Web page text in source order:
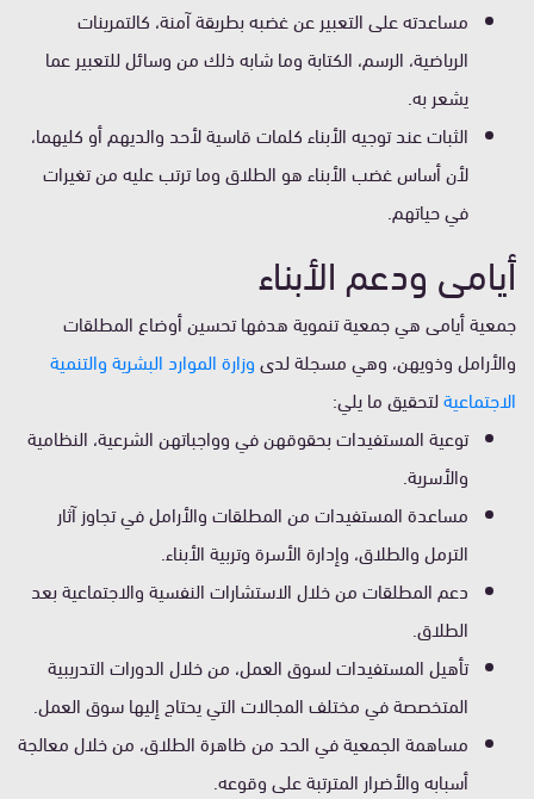
مساعدته على التعبير عن غضبه بطريقة آمنة، كالتمرينات
الرياضية، الرسم، الكتابة وما شابه ذلك من وسائل للتعبير عما
يشعر به.
الثبات عند توجيه الأبناء كلمات قاسية لأحد والديهم أو كليهما،
لأن أساس غضب الأبناء هو الطلاق وما ترتب عليه من تغيرات
في حياتهم.
أيامى ودعم الأبناء
جمعية أيامى هي جمعية تنموية هدفها تحسين أوضاع المطلقات
والأرامل وذويهن، وهي مسجلة لدىوزارة الموارد البشرية والتنمية
الاجتماعيةلتحقيق ما يلي:
توعية المستفيدات بحقوقهن في وواجباتهن الشرعية، النظامية
والأسرية.
مساعدة المستفيدات من المطلقات والأرامل في تجاوز آثار
الترمل والطلاق، وإدارة الأسرة وتربية الأبناء.
دعم المطلقات من خلال الاستشارات النفسية والاجتماعية بعد
الطلاق.
تأهيل المستفيدات لسوق العمل، من خلال الدورات التدريبية
المتخصصة في مختلف المجالات التي يحتاج إليها سوق العمل.
مساهمة الجمعية في الحد من ظاهرة الطلاق، من خلال معالجة
أسبابه والأضرار المترتبة على وقوعه.